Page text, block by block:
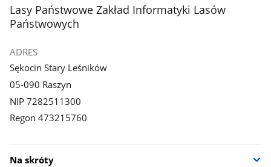
stopka
Lasy Państwowe Zakład Informatyki Lasów
Państwowych
ADRES
Sękocin Stary Leśników
05-090 Raszyn
NIP 7282511300
Regon 473215760
Na skróty